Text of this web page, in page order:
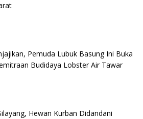
Pemuda Lubuk Basung Ini Buka
Budidaya Lobster Air Tawar
Hewan Kurban Didandani